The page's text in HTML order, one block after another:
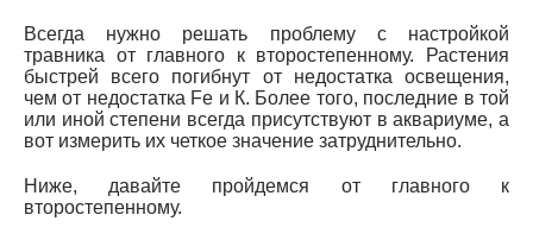
Всегда нужно решать проблему с настройкой
травника от главного к второстепенному. Растения
быстрей всего погибнут от недостатка освещения,
чем от недостатка Fe и К. Более того, последние в той
или иной степени всегда присутствуют в аквариуме, а
вот измерить их четкое значение затруднительно.
Ниже, давайте пройдемся от главного к
второстепенному.